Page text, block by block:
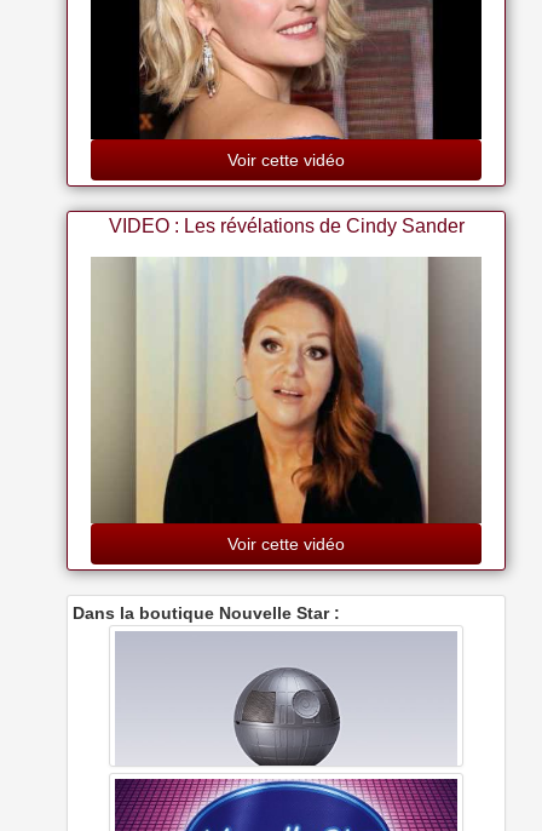
Voir cette vidéo
VIDEO : Les révélations de Cindy Sander
Voir cette vidéo
Dans la boutique Nouvelle Star :